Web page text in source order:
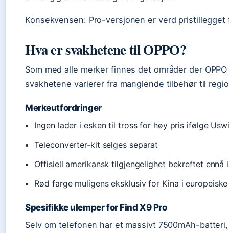
Konsekvensen: Pro-versjonen er verd
Hva er svakhetene til OPPO?
Som med alle merker finnes det områder der
svakhetene varierer fra manglende tilbehør til
Merkeutfordringer
Ingen lader i esken til tross for høy pris ifølge
Teleconverter-kit selges separat
Offisiell amerikansk tilgjengelighet bekreftet ennå
Rød farge muligens eksklusiv for Kina i
Spesifikke ulemper for Find X9 Pro
Selv om telefonen har et massivt 7500mAh-